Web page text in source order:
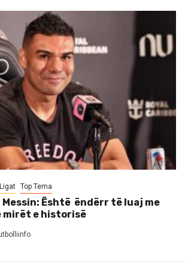
Top Tema
Messin: Është ëndërr të luaj me
mirët e historisë